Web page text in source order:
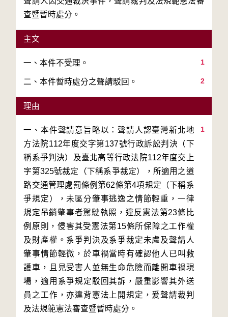
查暨暫時處分。
主文
1
2
二、本件暫時處分之聲請駁回。
理由
1
一、本件聲請意旨略以：聲請人認臺灣新北地
方法院112年度交字第137號行政訴訟判決（下
稱系爭判決）及臺北高等行政法院112年度交上
字第325號裁定（下稱系爭裁定），所適用之道
路交通管理處罰條例第62條第4項規定（下稱系
爭規定），未區分肇事逃逸之情節輕重，一律
規定吊銷肇事者駕駛執照，違反憲法第23條比
例原則，侵害其受憲法第15條所保障之工作權
及財產權。系爭判決及系爭裁定未慮及聲請人
肇事情節輕微，於車禍當時有確認他人已叫救
護車，且見受害人並無生命危險而離開車禍現
場，適用系爭規定駁回其訴，嚴重影響其外送
員之工作，亦違背憲法上開規定，爰聲請裁判